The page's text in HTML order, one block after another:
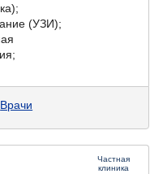
(УЗИ);
Врачи
Частная
клиника